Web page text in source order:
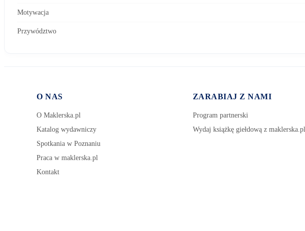
Motywacja
Przywództwo
O NAS
O Maklerska.pl
Katalog wydawniczy
Spotkania w Poznaniu
Praca w maklerska.pl
Kontakt
ZARABIAJ Z NAMI
Program partnerski
Wydaj książkę giełdową z maklerska.pl